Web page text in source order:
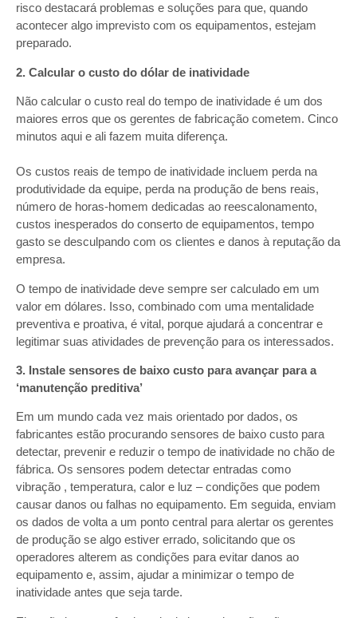
risco destacará problemas e soluções para que, quando
acontecer algo imprevisto com os equipamentos, estejam
preparado.
2. Calcular o custo do dólar de inatividade
Não calcular o custo real do tempo de inatividade é um dos
maiores erros que os gerentes de fabricação cometem. Cinco
minutos aqui e ali fazem muita diferença.
Os custos reais de tempo de inatividade incluem perda na
produtividade da equipe, perda na produção de bens reais,
número de horas-homem dedicadas ao reescalonamento,
custos inesperados do conserto de equipamentos, tempo
gasto se desculpando com os clientes e danos à reputação da
empresa.
O tempo de inatividade deve sempre ser calculado em um
valor em dólares. Isso, combinado com uma mentalidade
preventiva e proativa, é vital, porque ajudará a concentrar e
legitimar suas atividades de prevenção para os interessados.
3. Instale sensores de baixo custo para avançar para a
‘manutenção preditiva’
Em um mundo cada vez mais orientado por dados, os
fabricantes estão procurando sensores de baixo custo para
detectar, prevenir e reduzir o tempo de inatividade no chão de
fábrica. Os sensores podem detectar entradas como
vibração , temperatura, calor e luz – condições que podem
causar danos ou falhas no equipamento. Em seguida, enviam
os dados de volta a um ponto central para alertar os gerentes
de produção se algo estiver errado, solicitando que os
operadores alterem as condições para evitar danos ao
equipamento e, assim, ajudar a minimizar o tempo de
inatividade antes que seja tarde.